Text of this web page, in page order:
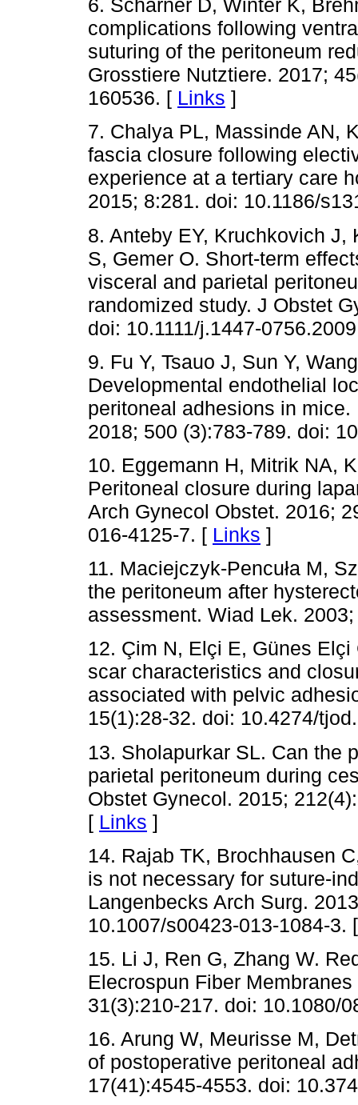
6. Scharner D, Winter K,
complications following
suturing of the peritoneum
Grosstiere Nutztiere. 2017;
160536. [ Links ]
7. Chalya PL, Massinde AN,
fascia closure following
experience at a tertiary care
2015; 8:281. doi: 10.1186/
8. Anteby EY, Kruchkovich
S, Gemer O. Short-term
visceral and parietal
randomized study. J Obstet
doi: 10.1111/j.1447-
9. Fu Y, Tsauo J, Sun Y,
Developmental endothelial
peritoneal adhesions in
2018; 500 (3):783-789. doi:
10. Eggemann H, Mitrik NA,
Peritoneal closure during
Arch Gynecol Obstet. 2016;
016-4125-7. [ Links ]
11. Maciejczyk-Pencuła M,
the peritoneum after
assessment. Wiad Lek.
12. Çim N, Elçi E, Günes Elçi
scar characteristics and
associated with pelvic
15(1):28-32. doi: 10.4274/
13. Sholapurkar SL. Can the
parietal peritoneum during
Obstet Gynecol. 2015;
[ Links ]
14. Rajab TK, Brochhausen
is not necessary for suture-
Langenbecks Arch Surg.
10.1007/s00423-013-1084-3.
15. Li J, Ren G, Zhang W.
Elecrospun Fiber
31(3):210-217. doi: 10.1080/
16. Arung W, Meurisse M,
of postoperative peritoneal
17(41):4545-4553. doi: